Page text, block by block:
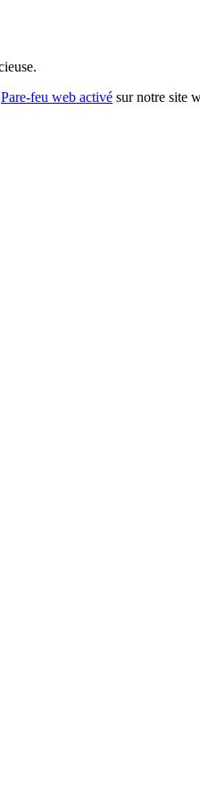
Pare-feu web activé sur notre site